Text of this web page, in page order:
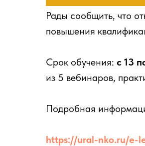
Рады сообщить, что
повышения
Срок обучения: с 13
из 5 вебинаров,
Подробная
https://ural-nko.ru/e-